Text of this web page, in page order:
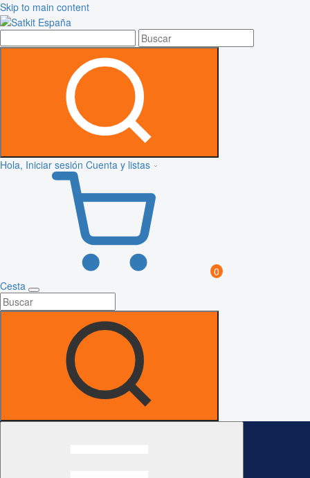
Skip to main content
Hola, Iniciar sesión Cuenta y listas
0
Cesta